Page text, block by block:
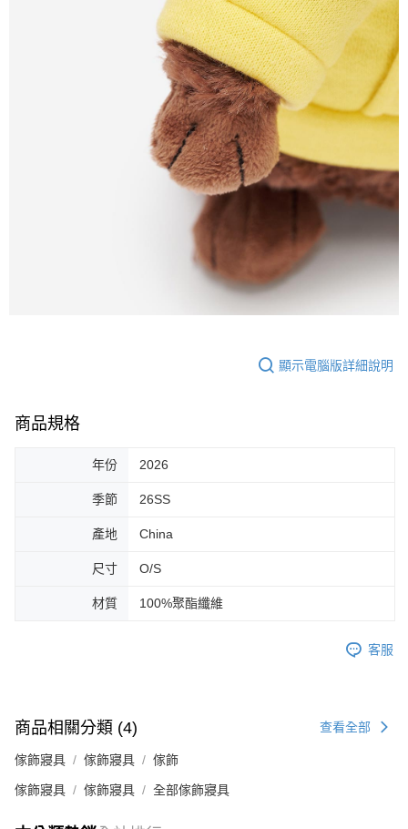
顯示電腦版詳細說明
商品規格
年份 2026
季節 26SS
產地 China
尺寸 O/S
材質 100%聚酯纖維
客服
商品相關分類 (4) 查看全部
傢飾寢具 傢飾寢具 傢飾
傢飾寢具 傢飾寢具 全部傢飾寢具